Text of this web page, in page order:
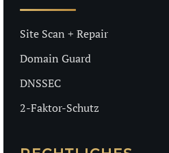
Site Scan + Repair
Domain Guard
DNSSEC
2-Faktor-Schutz